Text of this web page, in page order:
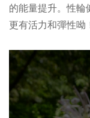
的能量提升。性輪
更有活力和彈性呦